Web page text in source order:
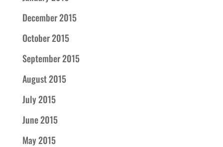
December 2015
October 2015
September 2015
August 2015
July 2015
June 2015
May 2015